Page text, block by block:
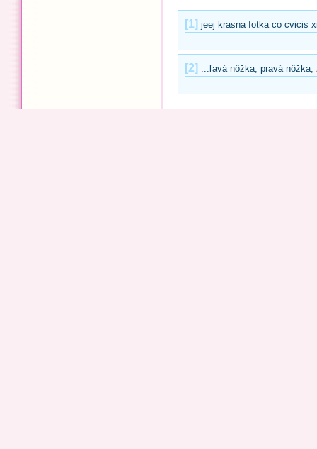
[1] jeej krasna fotka co cvicis
[2] ...ľavá nôžka, pravá